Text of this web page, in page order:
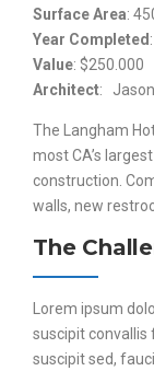
Surface Area:
Year Completed
Value: $250.000
Architect:
The Langham
most CA’s
construction.
walls, new
The
Lorem ipsum
suscipit convallis
suscipit sed,